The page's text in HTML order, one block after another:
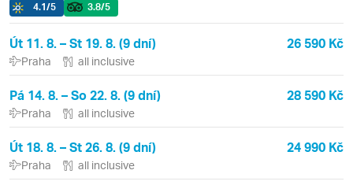
4.1/5 3.8/5
Út 11. 8. – St 19. 8. (9 dní) 26 590 Kč
Praha all inclusive
Pá 14. 8. – So 22. 8. (9 dní) 28 590 Kč
Praha all inclusive
Út 18. 8. – St 26. 8. (9 dní) 24 990 Kč
Praha all inclusive